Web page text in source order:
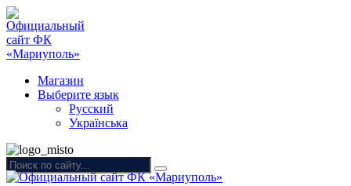
Магазин
Выберите язык
Русский
Українська